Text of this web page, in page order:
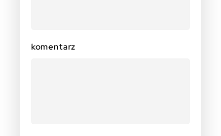
komentarz